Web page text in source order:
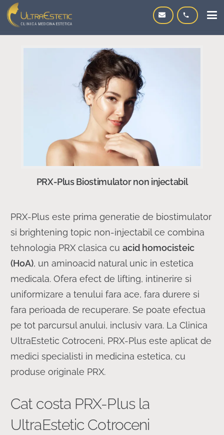
phone
PRX-Plus Biostimulator non injectabil
PRX-Plus este prima generatie de biostimulator
si brightening topic non-injectabil ce combina
tehnologia PRX clasica cu acid homocisteic
(HoA), un aminoacid natural unic in estetica
medicala. Ofera efect de lifting, intinerire si
uniformizare a tenului fara ace, fara durere si
fara perioada de recuperare. Se poate efectua
pe tot parcursul anului, inclusiv vara. La Clinica
UltraEstetic Cotroceni, PRX-Plus este aplicat de
medici specialisti in medicina estetica, cu
produse originale PRX.
Cat costa PRX-Plus la
UltraEstetic Cotroceni